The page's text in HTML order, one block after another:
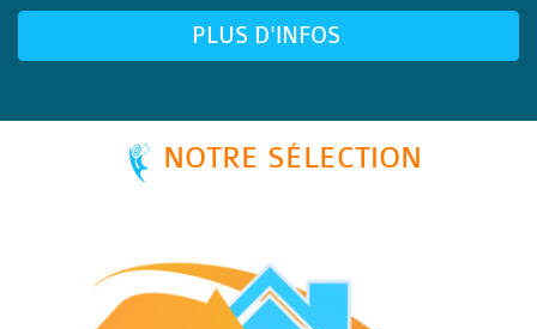
PLUS D'INFOS
NOTRE SÉLECTION